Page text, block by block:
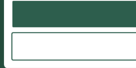
Contacto
CONDICIONES LEGALES